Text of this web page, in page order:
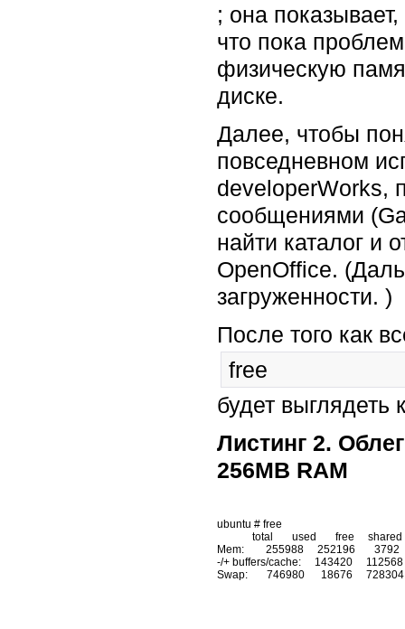
; она
что пока
физическую
диске.
Далее, чтобы
повседневном
developerWorks,
сообщениями
найти каталог и
OpenOffice.
загруженности. )
После того как
free
будет выглядеть
Листинг 2.
256MB RAM
ubuntu # free
Mem:        255988     252196       3792
-/+ buffers/cache:     143420     112568